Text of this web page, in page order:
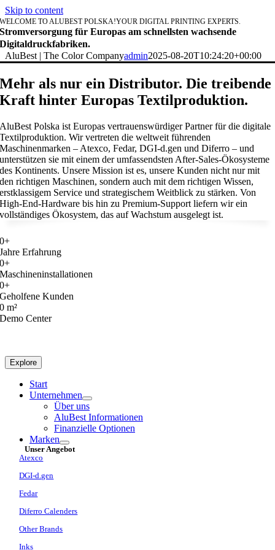
Skip to content
WELCOME TO ALUBEST POLSKA!YOUR DIGITAL PRINTING EXPERTS.
Explore
Start
Unternehmen
Über uns
AluBest Informationen
Finanzielle Optionen
Marken
Unser Angebot
Atexco
DGI-d.gen
Fedar
Diferro Calenders
Other Brands
Inks
Stromversorgung für Europas am schnellsten wachsende
Digitaldruckfabriken.
AluBest | The Color Companyadmin2025-08-20T10:24:20+00:00
Mehr als nur ein Distributor. Die treibende
Kraft hinter Europas Textilproduktion.
AluBest Polska ist Europas vertrauenswürdiger Partner für die digitale
Textilproduktion. Wir vertreten die weltweit führenden
Maschinenmarken – Atexco, Fedar, DGI-d.gen und Diferro – und
unterstützen sie mit einem der umfassendsten After-Sales-Ökosysteme
des Kontinents. Unsere Mission ist es, unsere Kunden nicht nur mit
den richtigen Maschinen, sondern auch mit dem richtigen Wissen,
erstklassigem Service und strategischem Weitblick zu stärken. Von
High-End-Hardware bis hin zu Premium-Support liefern wir ein
vollständiges Ökosystem, das auf Wachstum ausgelegt ist.
0+
Jahre Erfahrung
0+
Maschineninstallationen
0+
Geholfene Kunden
0 m²
Demo Center